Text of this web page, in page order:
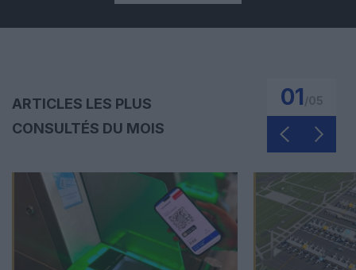
ARTICLES LES PLUS
CONSULTÉS DU MOIS
01